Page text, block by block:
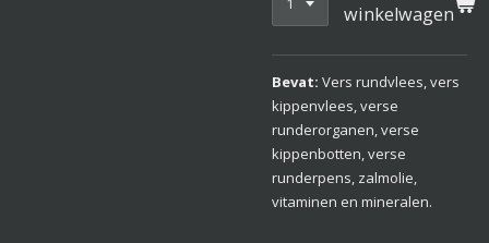
winkelwagen
Bevat: Vers rundvlees, vers
kippenvlees, verse
runderorganen, verse
kippenbotten, verse
runderpens, zalmolie,
vitaminen en mineralen.